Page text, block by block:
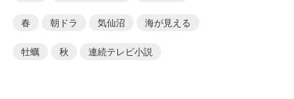
春 朝ドラ 気仙沼 海が見える
牡蠣 秋 連続テレビ小説